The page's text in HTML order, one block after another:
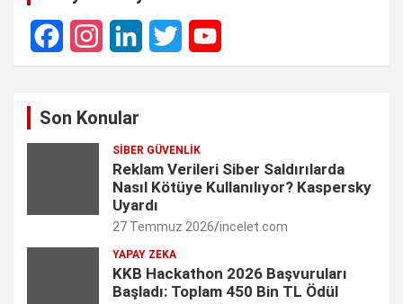
F
I
L
k
e
d
n
T
t
t
e
r
Y
T
u
b
C
Son Konular
SIBER GÜVENLIK
Reklam Verileri Siber Saldırılarda
Nasıl Kötüye Kullanılıyor? Kaspersky
Uyardı
27 Temmuz 2026 incelet.com
YAPAY ZEKA
KKB Hackathon 2026 Başvuruları
Başladı: Toplam 450 Bin TL Ödül